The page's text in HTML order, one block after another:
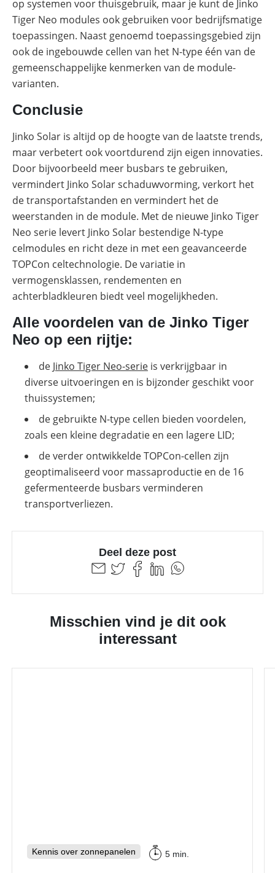
op systemen voor thuisgebruik, maar je kunt de Jinko
Tiger Neo modules ook gebruiken voor bedrijfsmatige
toepassingen. Naast genoemd toepassingsgebied zijn
ook de ingebouwde cellen van het N-type één van de
gemeenschappelijke kenmerken van de module-
varianten.
Conclusie
Jinko Solar is altijd op de hoogte van de laatste trends,
maar verbetert ook voortdurend zijn eigen innovaties.
Door bijvoorbeeld meer busbars te gebruiken,
vermindert Jinko Solar schaduwvorming, verkort het
de transportafstanden en vermindert het de
weerstanden in de module. Met de nieuwe Jinko Tiger
Neo serie levert Jinko Solar bestendige N-type
celmodules en richt deze in met een geavanceerde
TOPCon celtechnologie. De variatie in
vermogensklassen, rendementen en
achterbladkleuren biedt veel mogelijkheden.
Alle voordelen van de Jinko Tiger
Neo op een rijtje:
de Jinko Tiger Neo-serie is verkrijgbaar in
diverse uitvoeringen en is bijzonder geschikt voor
thuissystemen;
de gebruikte N-type cellen bieden voordelen,
zoals een kleine degradatie en een lagere LID;
de verder ontwikkelde TOPCon-cellen zijn
geoptimaliseerd voor massaproductie en de 16
gefermenteerde busbars verminderen
transportverliezen.
Deel deze post
Misschien vind je dit ook
interessant
Kennis over zonnepanelen 5 min.